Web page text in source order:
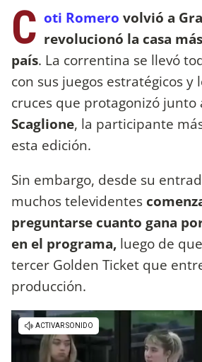
C oti Romero volvió a
revolucionó la casa
país. La correntina se llevó
con sus juegos estratégicos y
cruces que protagonizó junto
Scaglione, la participante
esta edición.
Sin embargo, desde su
muchos televidentes
preguntarse cuanto gana
en el programa, luego de
tercer Golden Ticket que
producción.